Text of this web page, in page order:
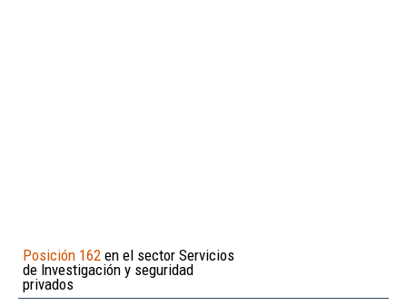
Posición 162 en el sector Servicios
de Investigación y seguridad
privados